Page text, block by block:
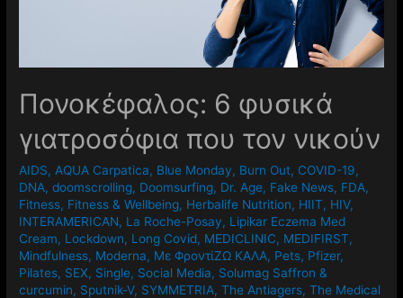
Πονοκέφαλος: 6 φυσικά
γιατροσόφια που τον νικούν
AIDS, AQUA Carpatica, Blue Monday, Burn Out, COVID-19,
DNA,doomscrolling, Doomsurfing, Dr. Age, Fake News, FDA,
Fitness, Fitness & Wellbeing, Herbalife Nutrition, HIIT, HIV,
INTERAMERICAN, La Roche-Posay, Lipikar Eczema Med
Cream, Lockdown, Long Covid, MEDICLINIC, MEDIFIRST,
Mindfulness, Moderna, Mε ΦροντίΖΩ ΚΑΛΑ, Pets, Pfizer,
Pilates, SEX, Single, Social Media, Solumag Saffron &
curcumin, Sputnik-V, SYMMETRIA,The Antiagers,The Medical